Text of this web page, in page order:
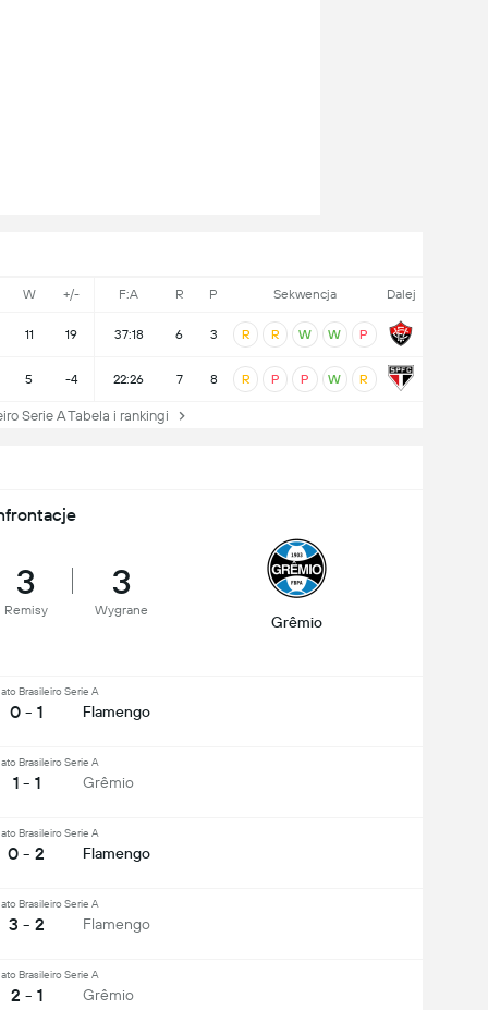
W +/- F:A R P Sekwencja Dalej
11 19 37:18 6 3 R R W W P
5 -4 22:26 7 8 R P P W R
Serie A Tabela i rankingi
3
Remisy
3
Wygrane
Grêmio
Brasileiro Serie A
0 - 1 Flamengo
Brasileiro Serie A
1 - 1 Grêmio
Brasileiro Serie A
0 - 2 Flamengo
Brasileiro Serie A
3 - 2 Flamengo
Brasileiro Serie A
2 - 1 Grêmio